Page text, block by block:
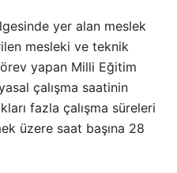
yer alan meslek
mesleki ve teknik
yapan Milli Eğitim
çalışma saatinin
fazla çalışma süreleri
üzere saat başına 28